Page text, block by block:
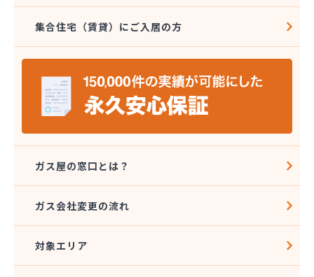
株式会社農協プロパンセンター
株式会社槇原プロパン商会広島支店
岩谷産業株式会社 広島工場
岩本プロパン商店
祇園山崎ガス株式会社
吉田物産株式会社
宮上商店
共栄プロパンガス株式会社
広川エナス株式会社糸崎営業所
広島ガスプロパン株式会社 特需部オートガス営業
課・オートスタンド
集合住宅（賃貸）にご入居の方
ガス屋の窓口とは？
ガス会社変更の流れ
対象エリア